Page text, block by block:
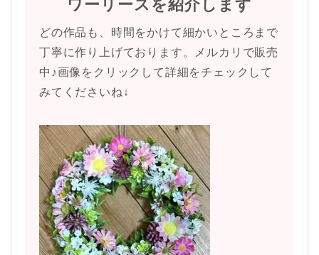
ワーリースを紹介します
どの作品も、時間をかけて細かいところまで
丁寧に作り上げております。メルカリで販売
中♪画像をクリックして詳細をチェックして
みてくださいね↓